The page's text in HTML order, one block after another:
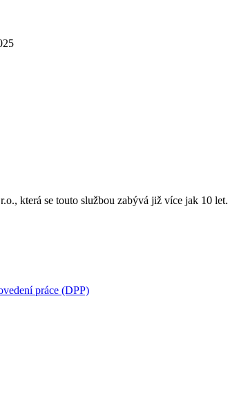
která se touto službou zabývá již více jak 10 let.
práce (DPP)